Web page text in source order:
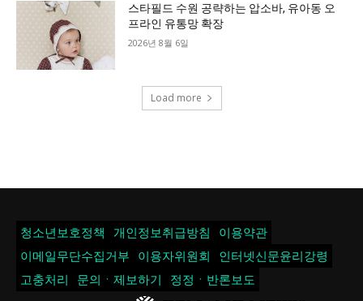
스타필드 수원 공략하는 압소바, 유아동 오
프라인 유통망 확장
2026년 8월 6일
Load more
청소년보호정책 개인정보취급방침
이용약관
이메일무단수집거부
이용자위원회
인터넷신문윤리강령
고충처리
문의ㆍ제보하기 정정ㆍ반론보도